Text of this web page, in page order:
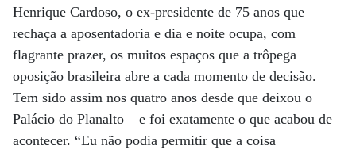
Henrique Cardoso, o ex-presidente de 75 anos que
rechaça a aposentadoria e dia e noite ocupa, com
flagrante prazer, os muitos espaços que a trôpega
oposição brasileira abre a cada momento de decisão.
Tem sido assim nos quatro anos desde que deixou o
Palácio do Planalto – e foi exatamente o que acabou de
acontecer. “Eu não podia permitir que a coisa